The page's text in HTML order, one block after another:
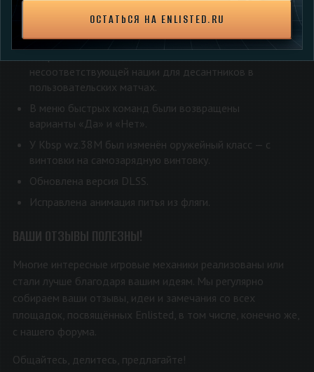
ОСТАТЬСЯ НА ENLISTED.RU
Исправлена ошибка, из-за которой мобильная
точка возрождения находилась за списком отряда
и была недоступна.
несоответствующей нации для десантников в
пользовательских матчах.
В меню быстрых команд были возвращены
варианты «Да» и «Нет».
У Kbsp wz.38M был изменён оружейный класс — с
винтовки на самозарядную винтовку.
Обновлена версия DLSS.
Исправлена анимация питья из фляги.
ВАШИ ОТЗЫВЫ ПОЛЕЗНЫ!
Многие интересные игровые механики реализованы или
стали лучше благодаря вашим идеям. Мы регулярно
собираем ваши отзывы, идеи и замечания со всех
площадок, посвящённых Enlisted, в том числе, конечно же,
с нашего форума.
Общайтесь, делитесь, предлагайте!